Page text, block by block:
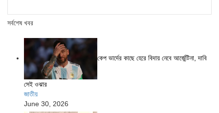
সর্বশেষ খবর
কেপ ভার্দের কাছে হেরে বিদায় নেবে আর্জেন্টিনা, দাবি
সেই ওঝার
জাতীয়
June 30, 2026